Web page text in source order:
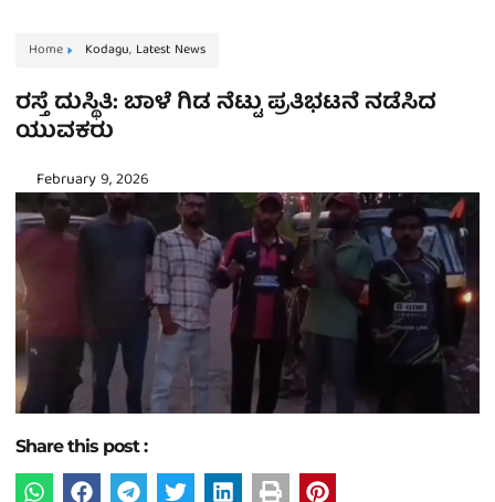
Home Kodagu, Latest News
ರಸ್ತೆ ದುಸ್ಥಿತಿ: ಬಾಳೆ ಗಿಡ ನೆಟ್ಟು ಪ್ರತಿಭಟನೆ ನಡೆಸಿದ
ಯುವಕರು
February 9, 2026
Share this post :